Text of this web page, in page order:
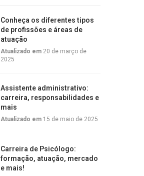
Conheça os diferentes tipos
de profissões e áreas de
atuação
Atualizado em 20 de março de
2025
Assistente administrativo:
carreira, responsabilidades e
mais
Atualizado em 15 de maio de 2025
Carreira de Psicólogo:
formação, atuação, mercado
e mais!